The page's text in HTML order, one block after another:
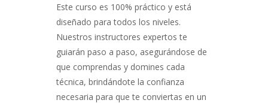
Este curso es 100% práctico y está
diseñado para todos los niveles.
Nuestros instructores expertos te
guiarán paso a paso, asegurándose de
que comprendas y domines cada
técnica, brindándote la confianza
necesaria para que te conviertas en un